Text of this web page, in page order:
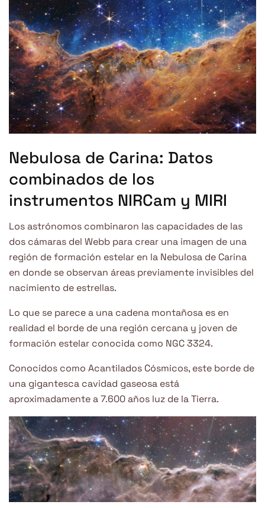
Nebulosa de Carina: Datos
combinados de los
instrumentos NIRCam y MIRI
Los astrónomos combinaron las capacidades de las
dos cámaras del Webb para crear una imagen de una
región de formación estelar en la Nebulosa de Carina
en donde se observan áreas previamente invisibles del
nacimiento de estrellas.
Lo que se parece a una cadena montañosa es en
realidad el borde de una región cercana y joven de
formación estelar conocida como NGC 3324.
Conocidos como Acantilados Cósmicos, este borde de
una gigantesca cavidad gaseosa está
aproximadamente a 7.600 años luz de la Tierra.